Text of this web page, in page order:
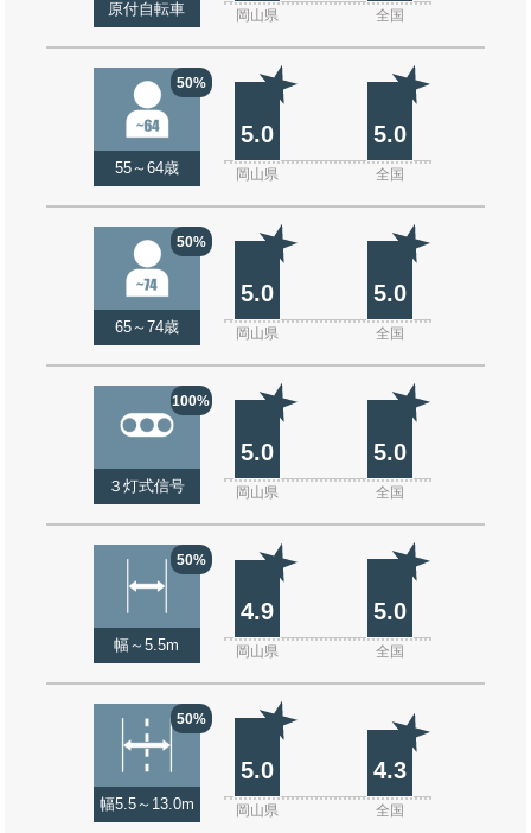
原付自転車 岡山県 全国
50%
55～64歳
5.0 5.0
岡山県 全国
50%
65～74歳
5.0 5.0
岡山県 全国
100%
３灯式信号
5.0 5.0
岡山県 全国
50%
幅～5.5m
4.9 5.0
岡山県 全国
50%
幅5.5～13.0m
5.0 4.3
岡山県 全国